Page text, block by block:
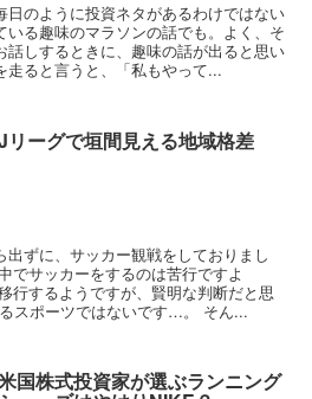
日のように投資ネタがあるわけではない
る趣味のマラソンの話でも。よく、そ
話しするときに、趣味の話が出ると思い
走ると言うと、「私もやって...
リーグで垣間見える地域格差
ずに、サッカー観戦をしておりまし
でサッカーをするのは苦行ですよ
行するようですが、賢明な判断だと思
スポーツではないです…。 そん...
国株式投資家が選ぶランニング